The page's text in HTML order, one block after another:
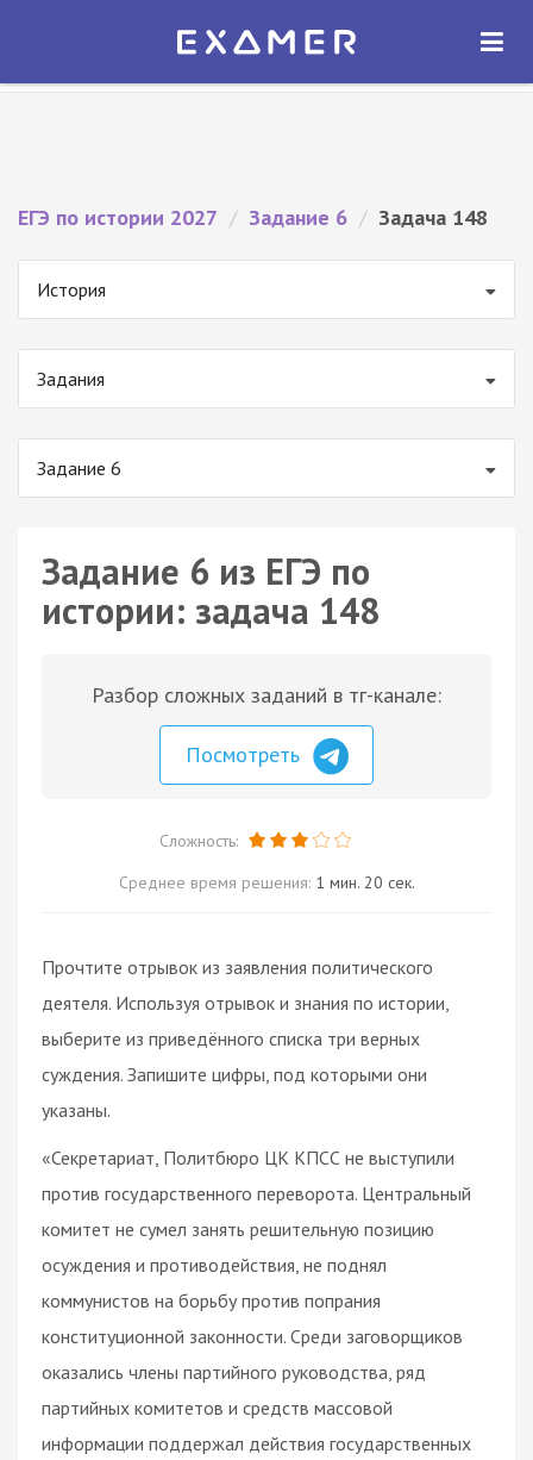
Экзамер — ЕГЭ 2027
ОТКРЫТЬ
ЕГЭ по истории 2027 / Задание 6 / Задача 148
История
Задания
Задание 6
Задание 6 из ЕГЭ по
истории: задача 148
Разбор сложных заданий в тг-канале:
Посмотреть
Сложность:
Среднее время решения: 1 мин. 20 сек.
Прочтите отрывок из заявления политического
деятеля. Используя отрывок и знания по истории,
выберите из приведённого списка три верных
суждения. Запишите цифры, под которыми они
указаны.
«Секретариат, Политбюро ЦК КПСС не выступили
против государственного переворота. Центральный
комитет не сумел занять решительную позицию
осуждения и противодействия, не поднял
коммунистов на борьбу против попрания
конституционной законности. Среди заговорщиков
оказались члены партийного руководства, ряд
партийных комитетов и средств массовой
информации поддержал действия государственных